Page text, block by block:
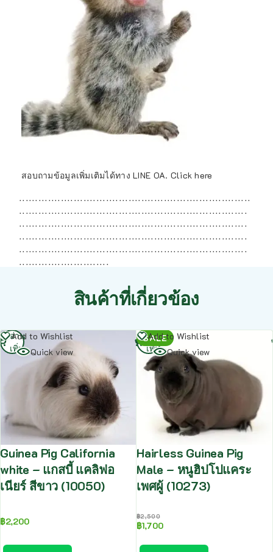
สอบถามข้อมูลเพิ่มเติมได้ทาง LINE OA. Click here
สินค้าที่เกี่ยวข้อง
Add to Wishlist
Quick view
Guinea Pig California
white – แกสบี้ แคลิฟอ
เนียร์ สีขาว (10050)
฿2,200
อ่าน
เพิ่ม
SALE
Add to Wishlist
Quick view
Hairless Guinea Pig
Male – หนูฮิปโปแคระ
เพศผู้ (10273)
฿2,500
฿1,700
อ่าน
เพิ่ม